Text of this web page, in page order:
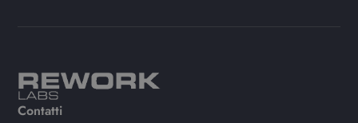
Contatti